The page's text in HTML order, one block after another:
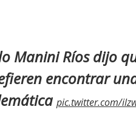
Manini Ríos dijo
encontrar
pic.twitter.com/